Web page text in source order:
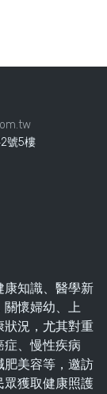
號5樓
康知識、醫學新
關懷婦幼、上
狀況，尤其對重
症、慢性疾病
肥美容等，邀訪
眾獲取健康照護